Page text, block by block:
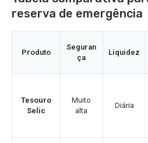
reserva de emergência
Produto
Seguran
ça
Liquidez
Tesouro
Selic
Muito
alta
Diária